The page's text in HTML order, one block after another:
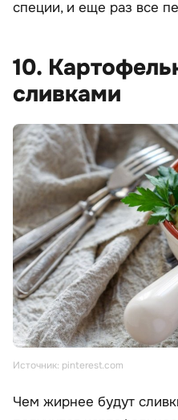
специи, и еще раз все
10.
сливками
Источник: pinterest.com
Чем жирнее будут